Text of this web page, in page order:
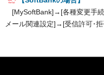
[MySoftBank]→[各種変更手
メール関連設定]→[受信許可･